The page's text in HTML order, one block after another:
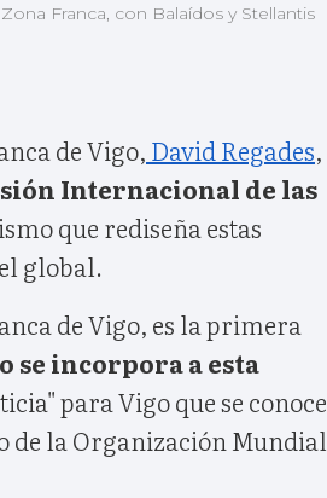
Franca, con Balaídos y Stellantis
de Vigo, David Regades,
Internacional de las
que rediseña estas
global.
de Vigo, es la primera
se incorpora a esta
para Vigo que se conoce
de la Organización Mundial